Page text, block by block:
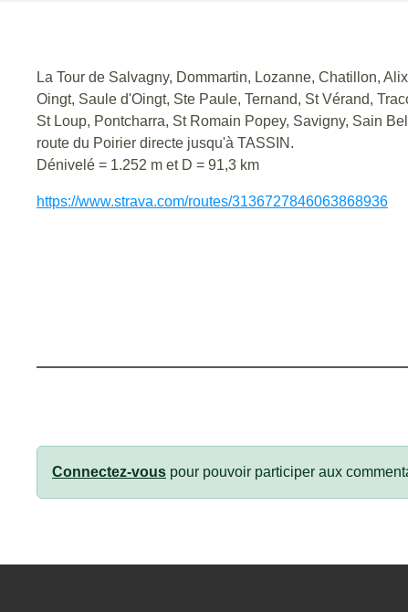
La Tour de Salvagny, Dommartin, Lozanne, Chatillon,
Oingt, Saule d'Oingt, Ste Paule, Ternand, St Vérand,
St Loup, Pontcharra, St Romain Popey, Savigny, Sain
route du Poirier directe jusqu'à TASSIN.
Dénivelé = 1.252 m et D = 91,3 km
https://www.strava.com/routes/3136727846063868936
Connectez-vous pour pouvoir participer aux